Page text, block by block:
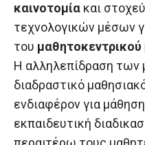
καινοτομία και
τεχνολογικών μέσων
του
Η αλληλεπίδραση των
διαδραστικό
ενδιαφέρον για
εκπαιδευτική